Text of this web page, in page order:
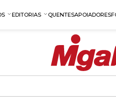
EDITORIAS QUENTESAPOIADORES